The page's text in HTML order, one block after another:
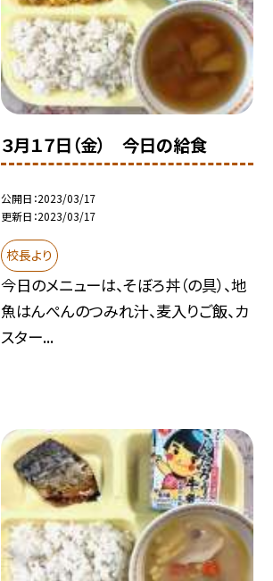
３月１７日（金） 今日の給食
公開日 2023/03/17
更新日 2023/03/17
校長より
今日のメニューは、そぼろ丼（の具）、地
魚はんぺんのつみれ汁、麦入りご飯、カ
スター...